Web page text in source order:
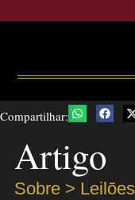
Compartilhar:
Artigo
Sobre > Leilões